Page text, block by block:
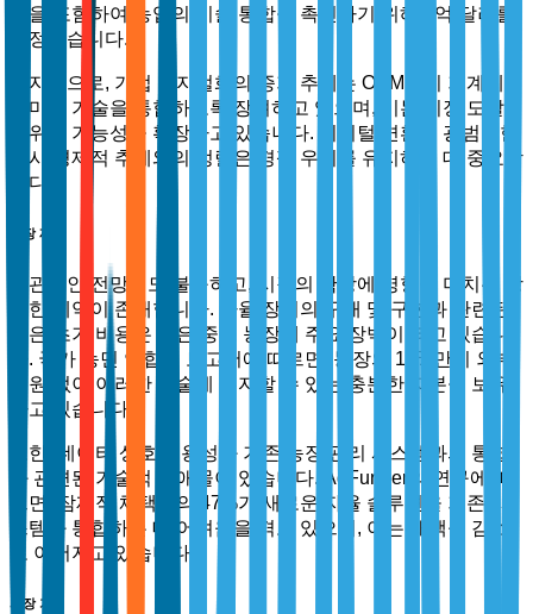
금을 포함하여 농업의 기술 통합을 촉진하기 위해 5억 달러를
배정했습니다.
마지막으로, 기업 디지털화의 증가 추세는 OEM들이 기계에
스마트 기술을 통합하도록 장려하고 있으며, 이는 시장 도달
범위와 기능성을 확장하고 있습니다. 디지털 변환의 광범위한
거시 경제적 추세와의 정렬은 경쟁 우위를 유지하는 데 중요합
니다.
시장 제약
낙관적인 전망에도 불구하고, 시장의 확장에 영향을 미치는 상
당한 제약이 존재합니다. 자율 장비의 구매 및 구현과 관련된
높은 초기 비용은 많은 중소 농장에 주요 장벽이 되고 있습니
다. 국가 농민 연합의 보고서에 따르면, 농장의 15%만이 외부
지원 없이 이러한 기술에 투자할 수 있는 충분한 자본을 보유
하고 있습니다.
또한, 데이터 상호 운용성과 기존 농장 관리 시스템과의 통합
과 관련된 기술적 장애물이 있습니다. AgFunder의 연구에 따
르면, 잠재적 채택자의 47%가 새로운 자율 솔루션을 기존 시
스템과 통합하는 데 어려움을 겪고 있으며, 이는 채택률 감소
로 이어지고 있습니다.
시장 기회